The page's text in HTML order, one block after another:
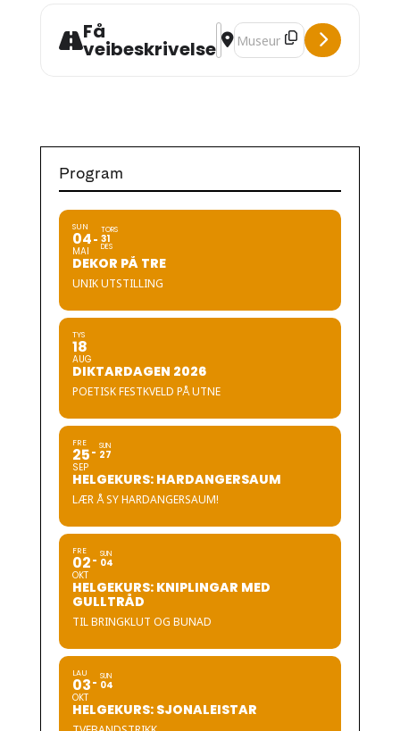
Få
veibeskrivelse
Address - Helgekurs:
Destination Address -
Program
SUN
04
MAI
TORS
31
DES
DEKOR PÅ TRE
UNIK UTSTILLING
TYS
18
AUG
DIKTARDAGEN 2026
POETISK FESTKVELD PÅ UTNE
FRE
25
SEP
SUN
27
HELGEKURS: HARDANGERSAUM
LÆR Å SY HARDANGERSAUM!
FRE
02
OKT
SUN
04
HELGEKURS: KNIPLINGAR MED
GULLTRÅD
TIL BRINGKLUT OG BUNAD
LAU
03
OKT
SUN
04
HELGEKURS: SJONALEISTAR